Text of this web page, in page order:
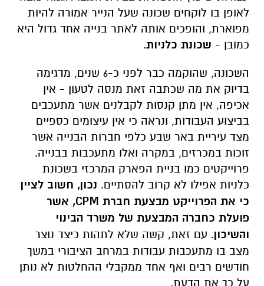
לאופן בו לוקחים שכונה שעל הנייר אמורה להיות
מפוארת, והופכים אותה לאתר בנייה אחד גדול היא
כמובן - שכונת כלניות.
השכונה, שהוקמה כבר לפני כ-6 שנים, מדגימה
בדיוק את מה שכתבה זאת מנסה לטעון - אין
אכיפה, אין מתן קנסות לקבלנים אשר מתעכבים
בביצוע העבודות, ונראה כי אין עיצומים כספיים
מצד עיריית באר שבע כלפי חברות הבנייה אשר
זוכות במכרזים, במקרה ואלו מתעכבות בבנייה.
פרוייקטים כמו בניית הפארק המרכזי בשכונת
כלניות אפילו לא קרוב להסתיים. נכון, חשוב לציין
כי את הפרוייקט מבצעת חברת CPM, אשר
פועלת כחברה המבצעת של משרד הבינוי
והשיכון. עם זאת, קשה שלא לתהות כיצד נוצר
מצב בו מתעכבות עבודות במרחב הציבורי במשך
חודשים רבים ואף אחד ממקבלי ההחלטות לא נותן
על כך את הדעת.